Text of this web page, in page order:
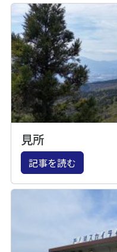
見所
記事を読む